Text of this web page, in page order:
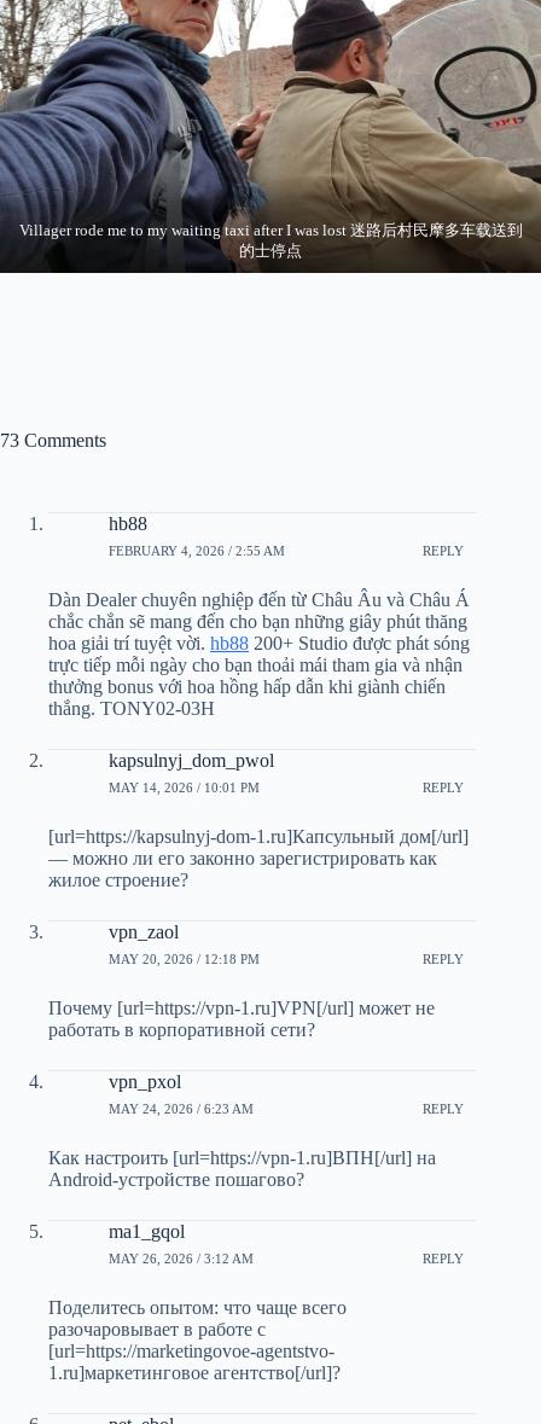
Villager rode me to my waiting taxi after I was lost 迷路后村民摩多车载送到
的士停点
73 Comments
hb88
FEBRUARY 4, 2026 / 2:55 AM REPLY
Dàn Dealer chuyên nghiệp đến từ Châu Âu và Châu Á
chắc chắn sẽ mang đến cho bạn những giây phút thăng
hoa giải trí tuyệt vời. hb88 200+ Studio được phát sóng
trực tiếp mỗi ngày cho bạn thoải mái tham gia và nhận
thưởng bonus với hoa hồng hấp dẫn khi giành chiến
thắng. TONY02-03H
kapsulnyj_dom_pwol
MAY 14, 2026 / 10:01 PM REPLY
[url=https://kapsulnyj-dom-1.ru]Капсульный дом[/url]
— можно ли его законно зарегистрировать как
жилое строение?
vpn_zaol
MAY 20, 2026 / 12:18 PM REPLY
Почему [url=https://vpn-1.ru]VPN[/url] может не
работать в корпоративной сети?
vpn_pxol
MAY 24, 2026 / 6:23 AM REPLY
Как настроить [url=https://vpn-1.ru]ВПН[/url] на
Android-устройстве пошагово?
ma1_gqol
MAY 26, 2026 / 3:12 AM REPLY
Поделитесь опытом: что чаще всего
разочаровывает в работе с
[url=https://marketingovoe-agentstvo-
1.ru]маркетинговое агентство[/url]?